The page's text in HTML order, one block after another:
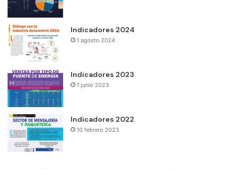
Indicadores 2024
1 agosto 2024
Indicadores 2023
1 junio 2023
Indicadores 2022
10 febrero 2023